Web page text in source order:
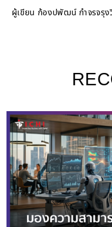
ผู้เขียน ก้องปพัฒน์ กำจรจรุ